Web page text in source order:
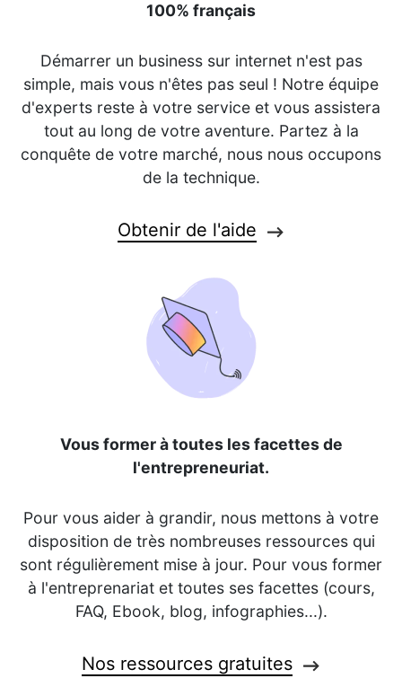
100% français
Démarrer un business sur internet n'est pas
simple, mais vous n'êtes pas seul ! Notre équipe
d'experts reste à votre service et vous assistera
tout au long de votre aventure. Partez à la
conquête de votre marché, nous nous occupons
de la technique.
Obtenir de l'aide
Vous former à toutes les facettes de
l'entrepreneuriat.
Pour vous aider à grandir, nous mettons à votre
disposition de très nombreuses ressources qui
sont régulièrement mise à jour. Pour vous former
à l'entreprenariat et toutes ses facettes (cours,
FAQ, Ebook, blog, infographies...).
Nos ressources gratuites